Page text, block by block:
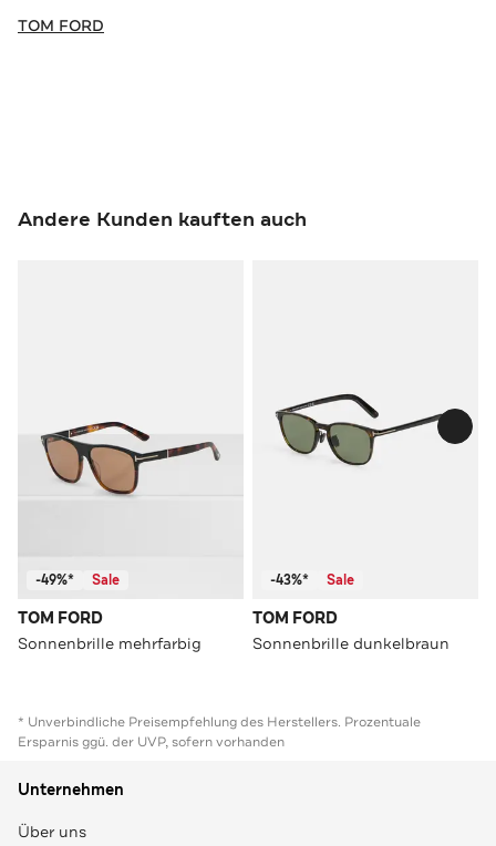
TOM FORD
Andere Kunden kauften auch
-49%* Sale
TOM FORD
Sonnenbrille mehrfarbig
-43%* Sale
TOM FORD
Sonnenbrille dunkelbraun
* Unverbindliche Preisempfehlung des Herstellers. Prozentuale
Ersparnis ggü. der UVP, sofern vorhanden
Unternehmen
Über uns